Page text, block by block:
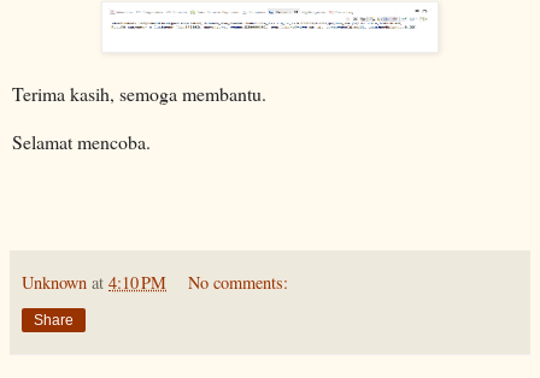
Terima kasih, semoga membantu.
Selamat mencoba.
Unknown at 4:10 PM No comments:
Share